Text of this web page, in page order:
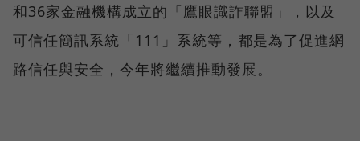
和36家金融機構成立的「鷹眼識詐聯盟」，以及
可信任簡訊系統「111」系統等，都是為了促進網
路信任與安全，今年將繼續推動發展。